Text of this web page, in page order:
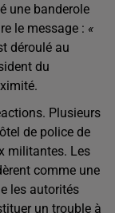
une banderole
le message : «
déroulé au
du
Plusieurs
de police de
militantes. Les
comme une
les autorités
un trouble à